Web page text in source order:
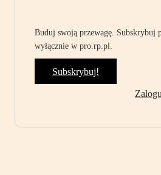
Buduj swoją przewagę. Subskrybuj
wyłącznie w pro.rp.pl.
Subskrybuj!